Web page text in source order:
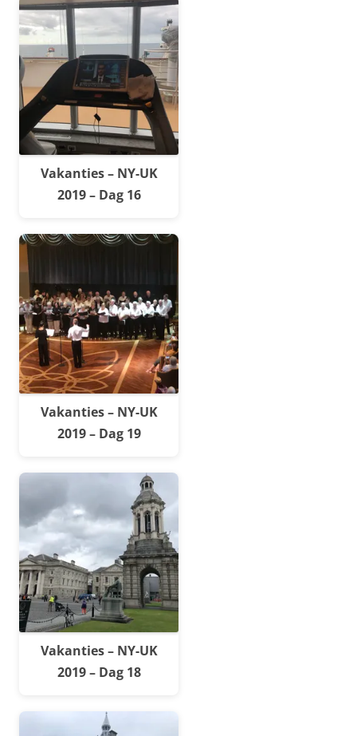
Vakanties – NY-UK
2019 – Dag 16
Vakanties – NY-UK
2019 – Dag 19
Vakanties – NY-UK
2019 – Dag 18